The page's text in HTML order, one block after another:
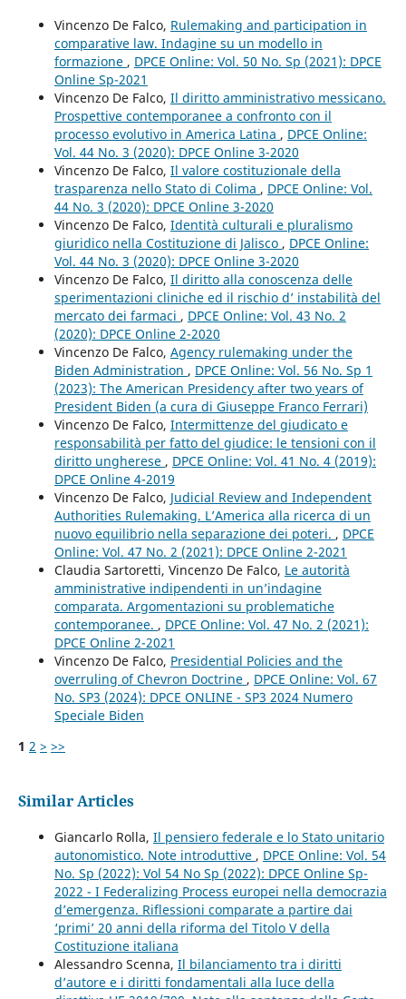
Vincenzo De Falco, Rulemaking and participation in
comparative law. Indagine su un modello in
formazione , DPCE Online: Vol. 50 No. Sp (2021): DPCE
Online Sp-2021
Vincenzo De Falco, Il diritto amministrativo messicano.
Prospettive contemporanee a confronto con il
processo evolutivo in America Latina , DPCE Online:
Vol. 44 No. 3 (2020): DPCE Online 3-2020
Vincenzo De Falco, Il valore costituzionale della
trasparenza nello Stato di Colima , DPCE Online: Vol.
44 No. 3 (2020): DPCE Online 3-2020
Vincenzo De Falco, Identità culturali e pluralismo
giuridico nella Costituzione di Jalisco , DPCE Online:
Vol. 44 No. 3 (2020): DPCE Online 3-2020
Vincenzo De Falco, Il diritto alla conoscenza delle
sperimentazioni cliniche ed il rischio d’ instabilità del
mercato dei farmaci , DPCE Online: Vol. 43 No. 2
(2020): DPCE Online 2-2020
Vincenzo De Falco, Agency rulemaking under the
Biden Administration , DPCE Online: Vol. 56 No. Sp 1
(2023): The American Presidency after two years of
President Biden (a cura di Giuseppe Franco Ferrari)
Vincenzo De Falco, Intermittenze del giudicato e
responsabilità per fatto del giudice: le tensioni con il
diritto ungherese , DPCE Online: Vol. 41 No. 4 (2019):
DPCE Online 4-2019
Vincenzo De Falco, Judicial Review and Independent
Authorities Rulemaking. L’America alla ricerca di un
nuovo equilibrio nella separazione dei poteri. , DPCE
Online: Vol. 47 No. 2 (2021): DPCE Online 2-2021
Claudia Sartoretti, Vincenzo De Falco, Le autorità
amministrative indipendenti in un’indagine
comparata. Argomentazioni su problematiche
contemporanee. , DPCE Online: Vol. 47 No. 2 (2021):
DPCE Online 2-2021
Vincenzo De Falco, Presidential Policies and the
overruling of Chevron Doctrine , DPCE Online: Vol. 67
No. SP3 (2024): DPCE ONLINE - SP3 2024 Numero
Speciale Biden
1 2 > >>
Similar Articles
Giancarlo Rolla, Il pensiero federale e lo Stato unitario
autonomistico. Note introduttive , DPCE Online: Vol. 54
No. Sp (2022): Vol 54 No Sp (2022): DPCE Online Sp-
2022 - I Federalizing Process europei nella democrazia
d’emergenza. Riflessioni comparate a partire dai
‘primi’ 20 anni della riforma del Titolo V della
Costituzione italiana
Alessandro Scenna, Il bilanciamento tra i diritti
d’autore e i diritti fondamentali alla luce della